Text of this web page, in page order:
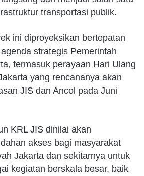
transportasi publik.
ini diproyeksikan bertepatan
strategis Pemerintah
termasuk perayaan Hari Ulang
yang rencananya akan
JIS dan Ancol pada Juni
KRL JIS dinilai akan
akses bagi masyarakat
Jakarta dan sekitarnya untuk
kegiatan berskala besar, baik